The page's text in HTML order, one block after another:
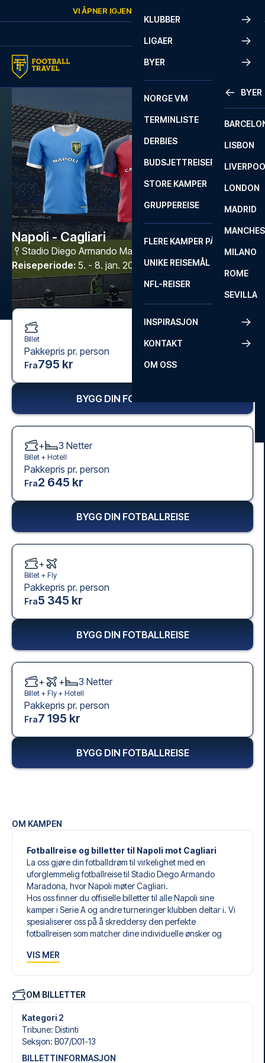
VI ÅPNER IGJEN
KLUBBER
LIGAER
BYER
BYER
LISBON
LONDON
MADRID
MILANO
ROME
SEVILLA
NORGE VM
TERMINLISTE
DERBIES
BUDSJETTREISER
STORE KAMPER
GRUPPEREISE
FLERE KAMPER PÅ ÉN REISE
UNIKE REISEMÅL
NFL-REISER
INSPIRASJON
KONTAKT
OM OSS
Napoli - Cagliari
Stadio Diego Armando Maradona
Reiseperiode: 5. - 8. jan. 2027
OM KAMPEN
Fotballreise og billetter til Napoli mot Cagliari
La oss gjøre din fotballdrøm til virkelighet med en
uforglemmelig fotballreise til Stadio Diego Armando
Maradona, hvor Napoli møter Cagliari.
Hos oss finner du offisielle billetter til alle Napoli sine
kamper i Serie A og andre turneringer klubben deltar i. Vi
spesialiserer oss på å skreddersy den perfekte
fotballreisen som matcher dine individuelle ønsker og
Våre skreddersydde fotballreiser til Napoli er laget for å gi
blant et bredt utvalg av fotballbilletter, nøye utvalgte
hoteller for enhver smak og budsjett, samt fleksible fly som
passer deg best.
Når du velger billettype, kan du se hvilken seksjon du skal
sitte i, og hva billetten inkluderer – spesielt hvis det er en
VIS MER
OM BILLETTER
Kategori 2
Tribune: Distinti
Seksjon: B07/​D01-13
BILLETTINFORMASJON
Billet
Pakkepris pr. person
Fra795 kr
BYGG DIN FOTBALLREISE
+ 3 Netter
Billet + Hotell
Pakkepris pr. person
Fra2 645 kr
BYGG DIN FOTBALLREISE
+
Billet + Fly
Pakkepris pr. person
Fra5 345 kr
BYGG DIN FOTBALLREISE
+ + 3 Netter
Billet + Fly + Hotell
Pakkepris pr. person
Fra7 195 kr
BYGG DIN FOTBALLREISE